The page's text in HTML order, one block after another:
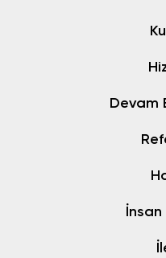
Devam
İnsan